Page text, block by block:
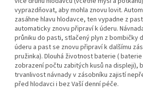
vyprazdňovat, aby mohla znovu lovit.
zasáhne hlavu hlodavce, ten vypadne z
automaticky znovu připraví k úderu.
průniku do pasti, stlačený plyn z bombičky
úderu a past se znovu připraví k dalšímu
pružinka). Dlouhá životnost baterie (
zobrazení počtu zabitých kusů na displeji),
trvanlivost návnady v zásobníku zajistí
před hlodavci i bez Vaší denní péče.